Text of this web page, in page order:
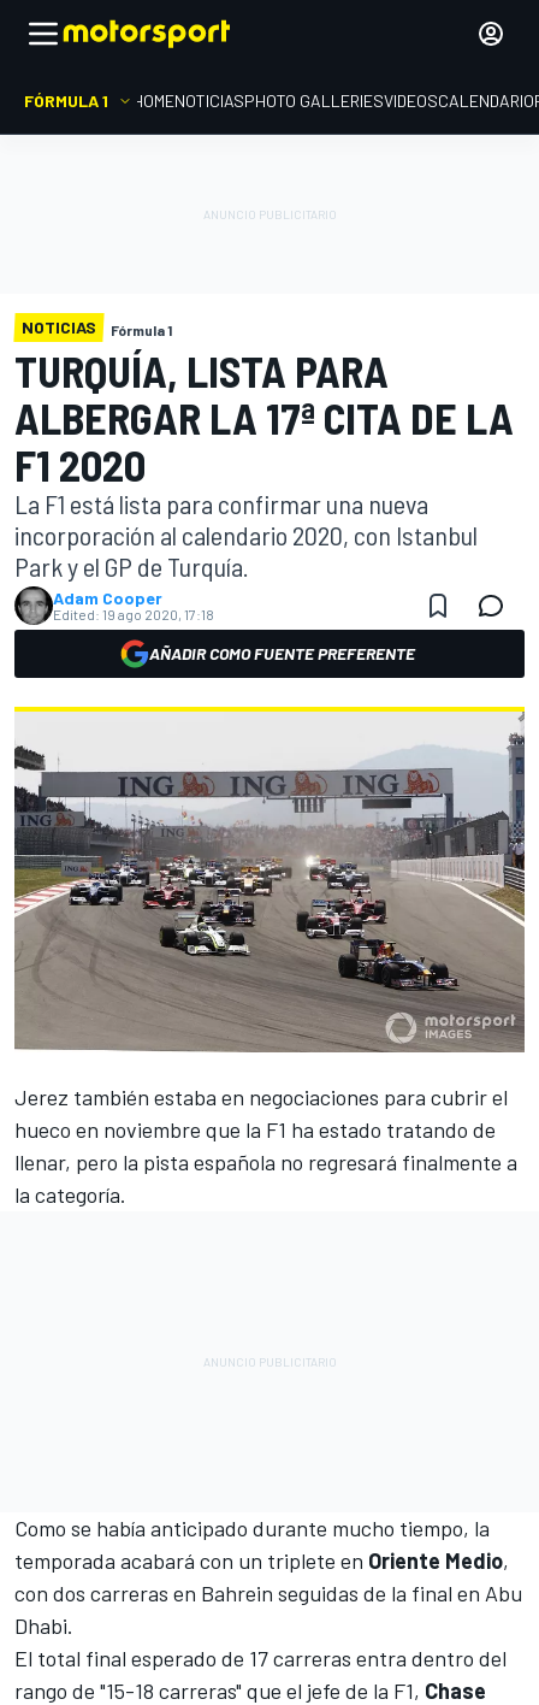
FÓRMULA 1 HOMENOTICIASPHOTO GALLERIESVIDEOSCALENDARIO
NOTICIAS Fórmula 1
TURQUÍA, LISTA PARA
ALBERGAR LA 17ª CITA DE LA
F1 2020
La F1 está lista para confirmar una nueva
incorporación al calendario 2020, con Istanbul
Park y el GP de Turquía.
Adam Cooper
Edited: 19 ago 2020, 17:18
AÑADIR COMO FUENTE PREFERENTE
Jerez también estaba en negociaciones para cubrir el
hueco en noviembre que la F1 ha estado tratando de
llenar, pero la pista española no regresará finalmente a
la categoría.
Como se había anticipado durante mucho tiempo, la
temporada acabará con un triplete en Oriente Medio,
con dos carreras en Bahrein seguidas de la final en Abu
Dhabi.
El total final esperado de 17 carreras entra dentro del
rango de "15-18 carreras" que el jefe de la F1, Chase